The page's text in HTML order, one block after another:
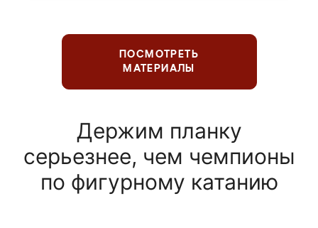
ПОСМОТРЕТЬ
МАТЕРИАЛЫ
Держим планку
серьезнее, чем чемпионы
по фигурному катанию